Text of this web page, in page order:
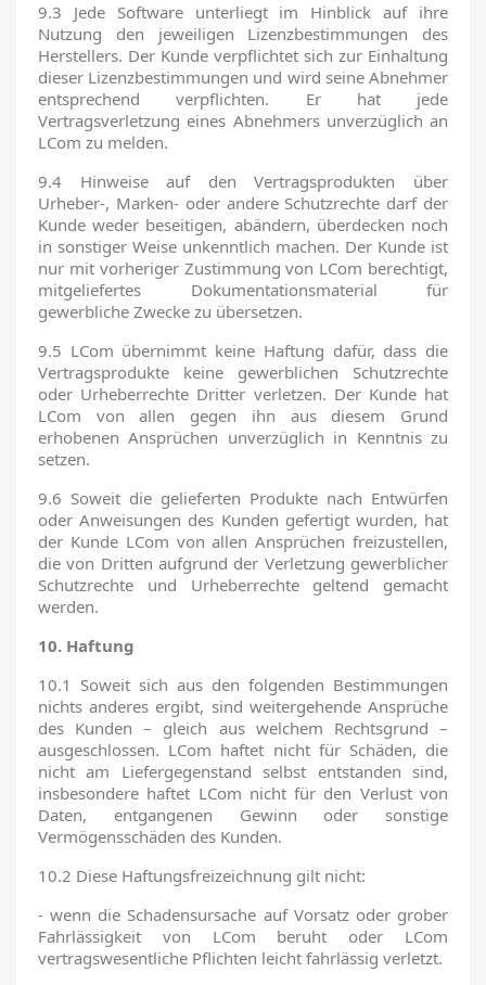
9.3 Jede Software unterliegt im Hinblick auf ihre
Nutzung den jeweiligen Lizenzbestimmungen des
Herstellers. Der Kunde verpflichtet sich zur Einhaltung
dieser Lizenzbestimmungen und wird seine Abnehmer
entsprechend verpflichten. Er hat jede
Vertragsverletzung eines Abnehmers unverzüglich an
LCom zu melden.
9.4 Hinweise auf den Vertragsprodukten über
Urheber-, Marken- oder andere Schutzrechte darf der
Kunde weder beseitigen, abändern, überdecken noch
in sonstiger Weise unkenntlich machen. Der Kunde ist
nur mit vorheriger Zustimmung von LCom berechtigt,
mitgeliefertes Dokumentationsmaterial für
gewerbliche Zwecke zu übersetzen.
9.5 LCom übernimmt keine Haftung dafür, dass die
Vertragsprodukte keine gewerblichen Schutzrechte
oder Urheberrechte Dritter verletzen. Der Kunde hat
LCom von allen gegen ihn aus diesem Grund
erhobenen Ansprüchen unverzüglich in Kenntnis zu
setzen.
9.6 Soweit die gelieferten Produkte nach Entwürfen
oder Anweisungen des Kunden gefertigt wurden, hat
der Kunde LCom von allen Ansprüchen freizustellen,
die von Dritten aufgrund der Verletzung gewerblicher
Schutzrechte und Urheberrechte geltend gemacht
werden.
10. Haftung
10.1 Soweit sich aus den folgenden Bestimmungen
nichts anderes ergibt, sind weitergehende Ansprüche
des Kunden – gleich aus welchem Rechtsgrund –
ausgeschlossen. LCom haftet nicht für Schäden, die
nicht am Liefergegenstand selbst entstanden sind,
insbesondere haftet LCom nicht für den Verlust von
Daten, entgangenen Gewinn oder sonstige
Vermögensschäden des Kunden.
10.2 Diese Haftungsfreizeichnung gilt nicht:
- wenn die Schadensursache auf Vorsatz oder grober
Fahrlässigkeit von LCom beruht oder LCom
vertragswesentliche Pflichten leicht fahrlässig verletzt.